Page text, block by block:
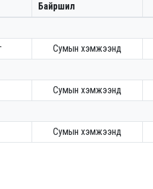
Байршил
Сумын хэмжээнд
Сумын хэмжээнд
Сумын хэмжээнд